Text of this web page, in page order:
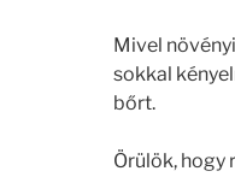
Mivel
sokkal
bőrt.
Örülök, hogy